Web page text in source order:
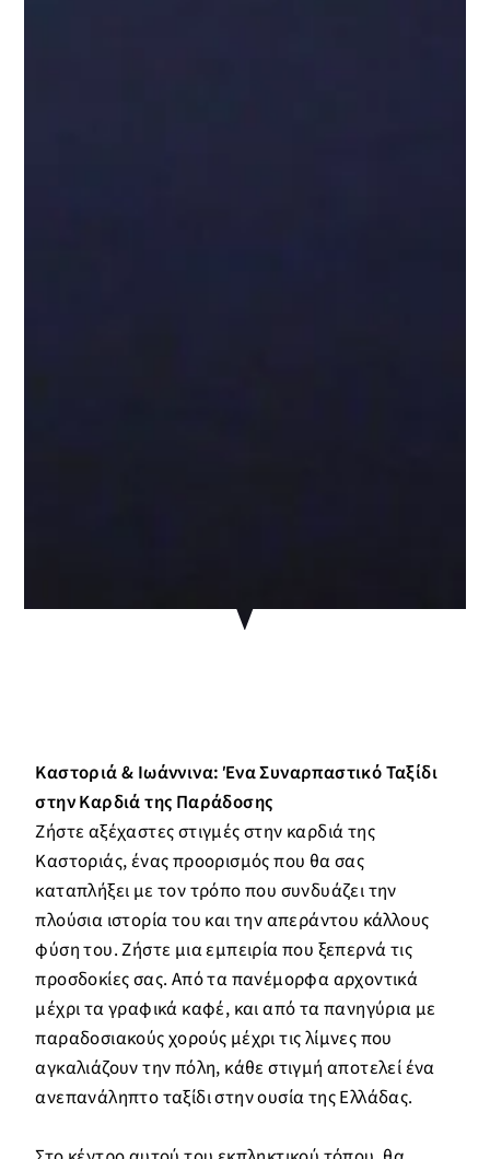
Καστοριά & Ιωάννινα: Ένα Συναρπαστικό Ταξίδι
στην Καρδιά της Παράδοσης
Ζήστε αξέχαστες στιγμές στην καρδιά της
Καστοριάς, ένας προορισμός που θα σας
καταπλήξει με τον τρόπο που συνδυάζει την
πλούσια ιστορία του και την απεράντου κάλλους
φύση του. Ζήστε μια εμπειρία που ξεπερνά τις
προσδοκίες σας. Από τα πανέμορφα αρχοντικά
μέχρι τα γραφικά καφέ, και από τα πανηγύρια με
παραδοσιακούς χορούς μέχρι τις λίμνες που
αγκαλιάζουν την πόλη, κάθε στιγμή αποτελεί ένα
ανεπανάληπτο ταξίδι στην ουσία της Ελλάδας.